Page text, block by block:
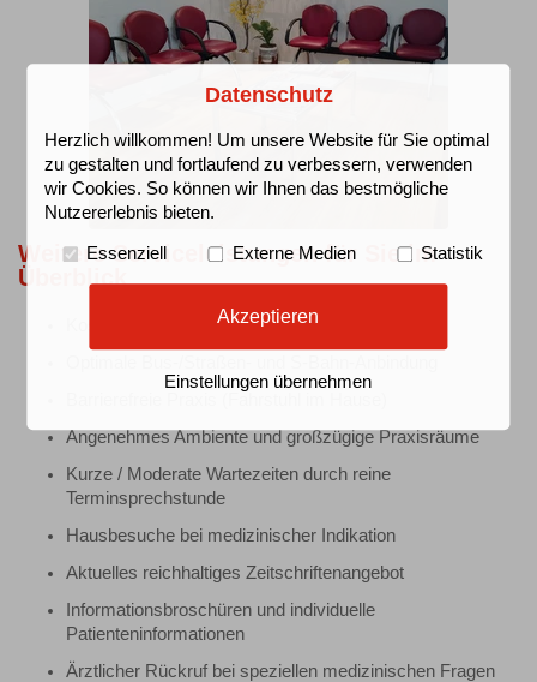
Weitere Serviceleistungen für Sie im
Überblick
Kostenfreie Parkplätze vor der Praxis
Angenehmes Ambiente und großzügige Praxisräume
Kurze / Moderate Wartezeiten durch reine
Terminsprechstunde
Hausbesuche bei medizinischer Indikation
Aktuelles reichhaltiges Zeitschriftenangebot
Informationsbroschüren und individuelle
Patienteninformationen
Ärztlicher Rückruf bei speziellen medizinischen Fragen
Datenschutz
Herzlich willkommen! Um unsere Website für Sie optimal
zu gestalten und fortlaufend zu verbessern, verwenden
wir Cookies. So können wir Ihnen das bestmögliche
Nutzererlebnis bieten.
Essenziell Externe Medien Statistik
Akzeptieren
Einstellungen übernehmen